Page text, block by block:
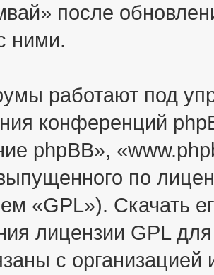
после
ними.
работают под
конференций
phpBB»,
по
«GPL»). Скачать
лицензии GPL
с